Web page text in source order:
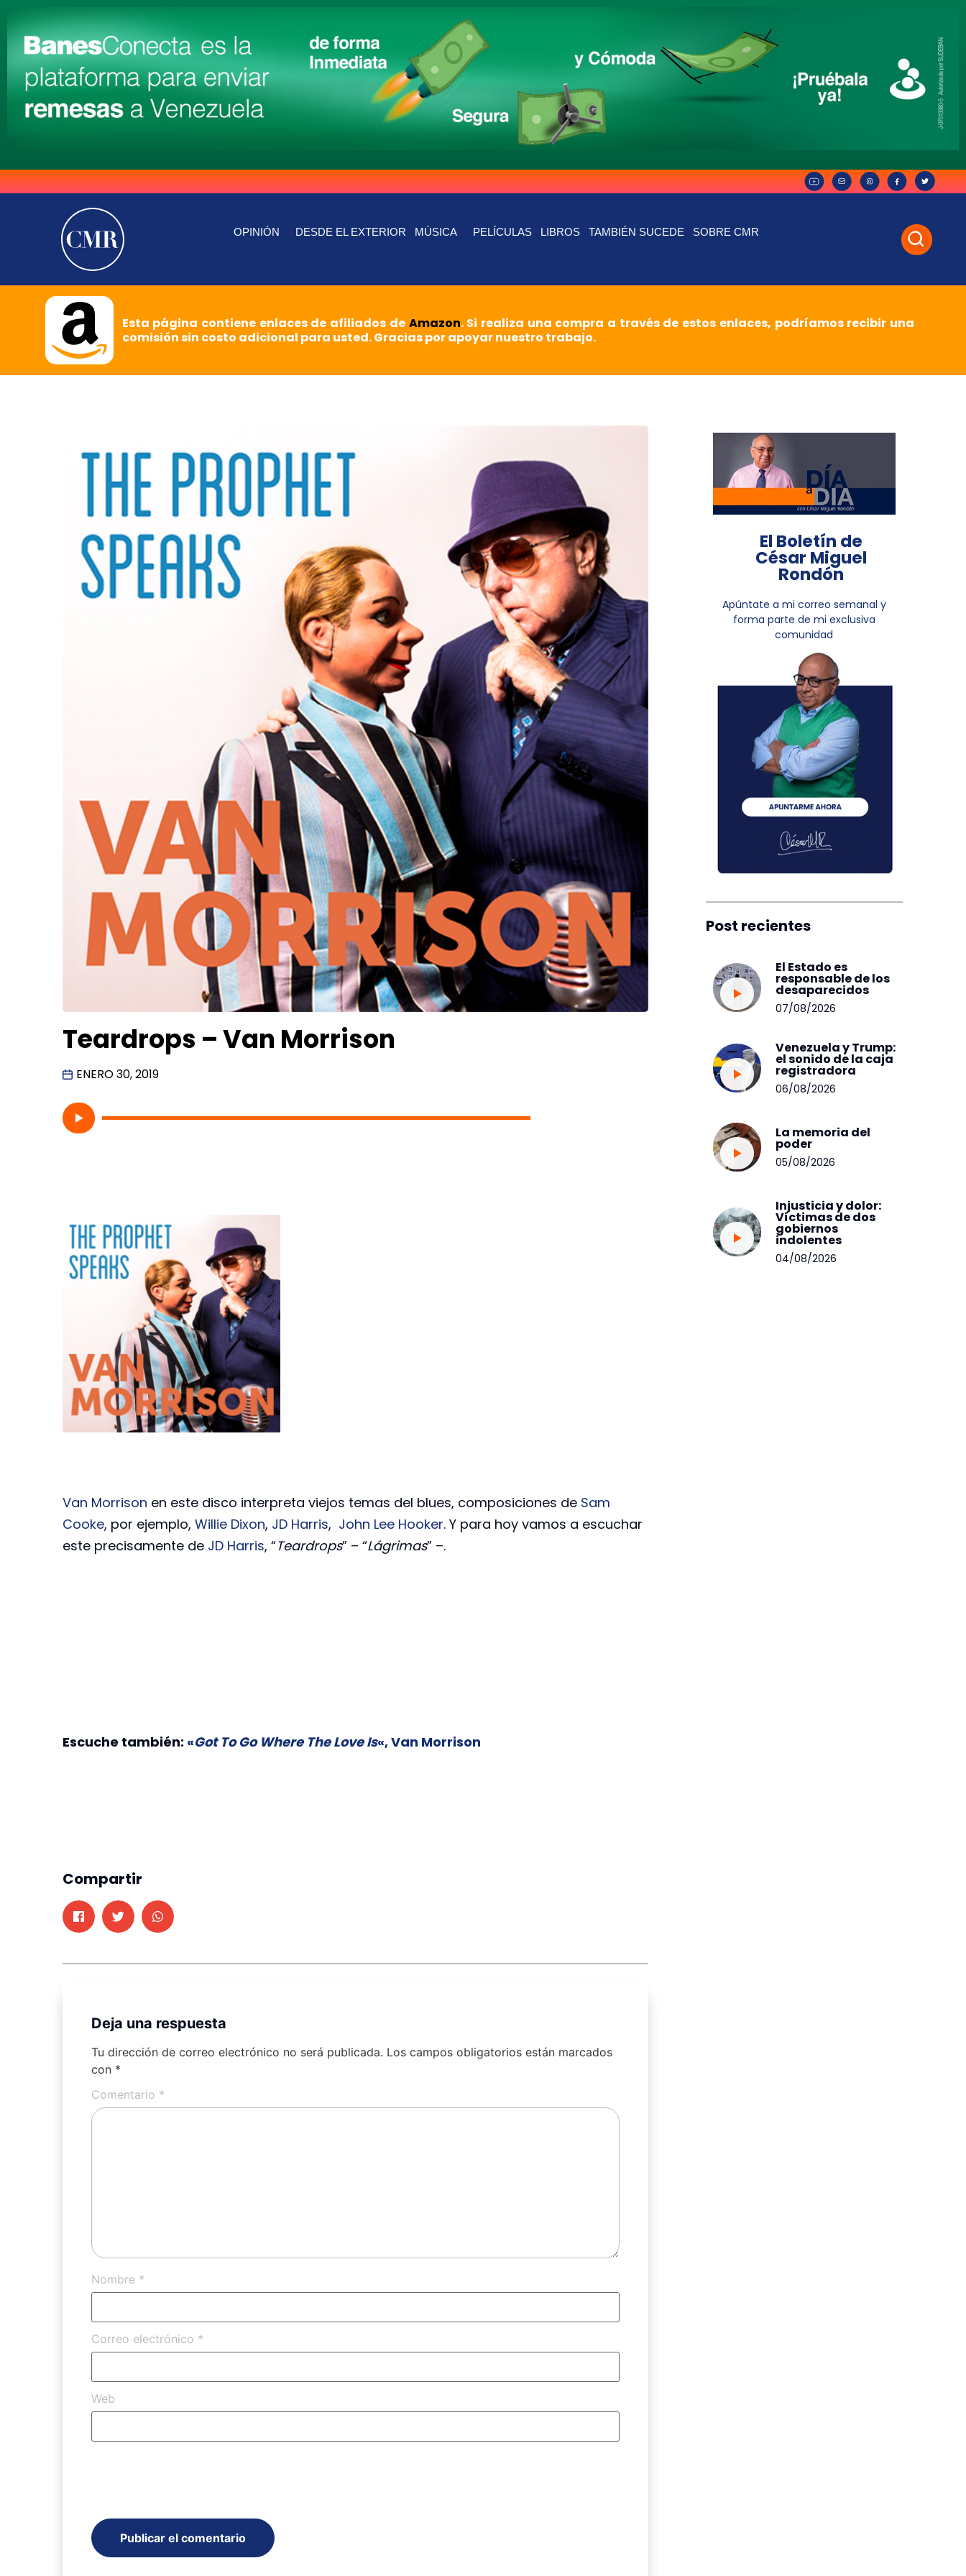
OPINIÓN DESDE EL EXTERIOR MÚSICA PELÍCULAS LIBROS TAMBIÉN SUCEDE SOBRE CMR
Esta página contiene enlaces de afiliados de Amazon. Si realiza una compra a través de estos enlaces, podríamos recibir una
comisión sin costo adicional para usted. Gracias por apoyar nuestro trabajo.
Teardrops – Van Morrison
ENERO 30, 2019
Van Morrison en este disco interpreta viejos temas del blues, composiciones de Sam
Cooke, por ejemplo, Willie Dixon, JD Harris, John Lee Hooker. Y para hoy vamos a escuchar
este precisamente de JD Harris, “Teardrops” – “Lágrimas” –.
Escuche también: «Got To Go Where The Love Is«, Van Morrison
Compartir
Deja una respuesta
Tu dirección de correo electrónico no será publicada. Los campos obligatorios están marcados
con *
Comentario *
Nombre *
Correo electrónico *
Web
El Boletín de
César Miguel
Rondón
Apúntate a mi correo semanal y
forma parte de mi exclusiva
comunidad
Post recientes
El Estado es
responsable de los
desaparecidos
07/08/2026
Venezuela y Trump:
el sonido de la caja
registradora
06/08/2026
La memoria del
poder
05/08/2026
Injusticia y dolor:
Víctimas de dos
gobiernos
indolentes
04/08/2026